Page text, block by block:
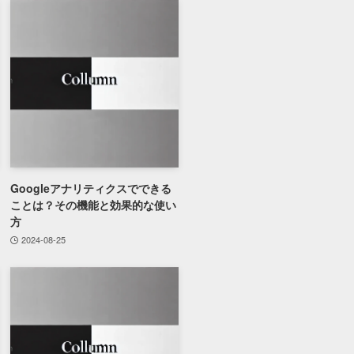
Googleアナリティクスでできる
ことは？その機能と効果的な使い
方
2024-08-25